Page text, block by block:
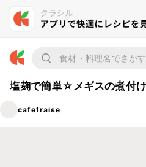
塩麹で簡単☆メギスの煮付け
cafefraise